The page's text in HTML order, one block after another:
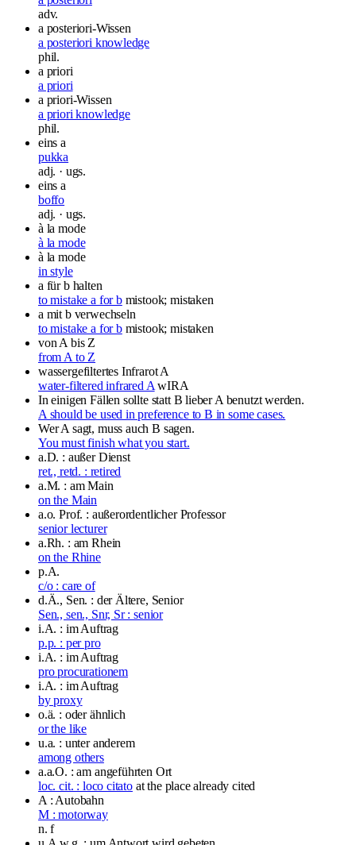
adv.
a posteriori-Wissen
a posteriori knowledge
phil.
a priori
a priori
a priori-Wissen
a priori knowledge
phil.
eins a
pukka
adj. · ugs.
eins a
boffo
adj. · ugs.
à la mode
à la mode
à la mode
in style
a für b halten
to mistake a for b mistook; mistaken
a mit b verwechseln
to mistake a for b mistook; mistaken
von A bis Z
from A to Z
wassergefiltertes Infrarot A
water-filtered infrared A wIRA
In einigen Fällen sollte statt B lieber A benutzt werden.
A should be used in preference to B in some cases.
Wer A sagt, muss auch B sagen.
You must finish what you start.
a.D. : außer Dienst
ret., retd. : retired
a.M. : am Main
on the Main
a.o. Prof. : außerordentlicher Professor
senior lecturer
a.Rh. : am Rhein
on the Rhine
p.A.
c/o : care of
d.Ä., Sen. : der Ältere, Senior
Sen., sen., Snr, Sr : senior
i.A. : im Auftrag
p.p. : per pro
i.A. : im Auftrag
pro procurationem
i.A. : im Auftrag
by proxy
o.ä. : oder ähnlich
or the like
u.a. : unter anderem
among others
a.a.O. : am angeführten Ort
loc. cit. : loco citato at the place already cited
A : Autobahn
M : motorway
n.f